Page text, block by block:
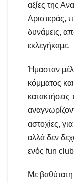
αξίες της
Αριστεράς,
δυνάμεις,
εκλεγήκαμε.
Ήμασταν
κόμματος
αστοχίες,
αλλά δεν
ενός fun
Με